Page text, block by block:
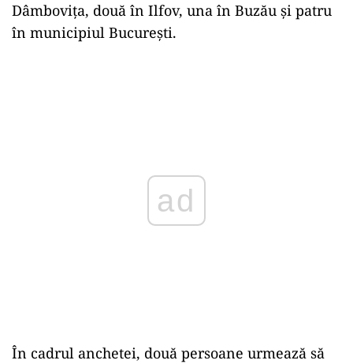
Dâmbovița, două în Ilfov, una în Buzău și patru
în municipiul București.
ad
În cadrul anchetei, două persoane urmează să